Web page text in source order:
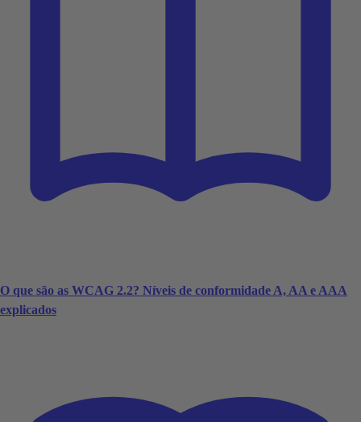
O que são as WCAG 2.2? Níveis de conformidade A, AA e AAA
explicados